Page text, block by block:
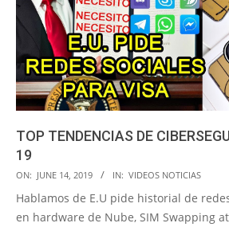
TOP TENDENCIAS DE
19
2019-
06-
ON: JUNE 14, 2019 IN: VIDEOS NOTICIAS
Hablamos de E.U pide historial de
en hardware de Nube, SIM Swapping